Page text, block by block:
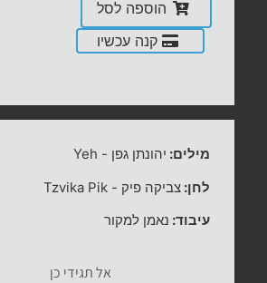
הוספה לסל
קנה עכשיו
מילים: יהונתן גפן -
Yeh
לחן:צביקה פיק -
Tzvika Pik
עיבוד: נאמן למקור
אל תגידי כן